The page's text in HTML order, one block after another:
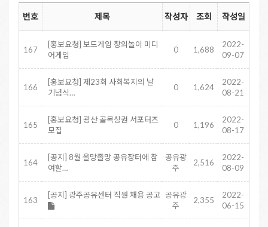
번호 제목 작성자 조회 작성일
167
[홍보요청] 보드게임 창의놀이 미디
어게임
0 1,688
2022-
09-07
166
[홍보요청] 제23회 사회복지의 날
기념식…
0 1,624
2022-
08-21
165
[홍보요청] 광산 골목상권 서포터즈
모집
0 1,196
2022-
08-17
164
[공지] 8월 올망졸망 공유장터에 참
여할…
공유광
주
2,516
2022-
08-09
163
[공지] 광주공유센터 직원 채용 공고 공유광
주
2,355
2022-
06-15